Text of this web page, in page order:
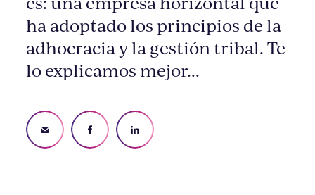
ha adoptado los principios de la
adhocracia y la gestión tribal. Te
lo explicamos mejor...